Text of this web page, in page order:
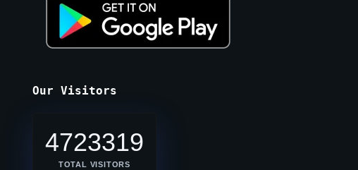
Our Visitors
4723319
TOTAL VISITORS